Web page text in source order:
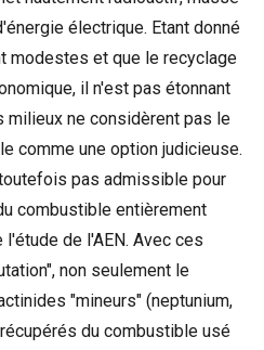
électrique. Etant donné
modestes et que le recyclage
il n'est pas étonnant
milieux ne considèrent pas le
comme une option judicieuse.
pas admissible pour
combustible entièrement
de l'AEN. Avec ces
non seulement le
"mineurs" (neptunium,
du combustible usé